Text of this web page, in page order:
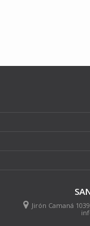
Jirón Camaná